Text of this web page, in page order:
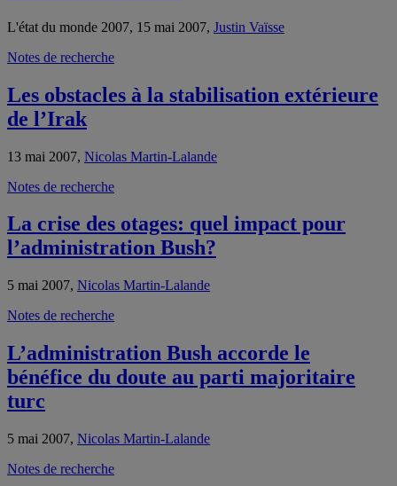
L'état du monde 2007, 15 mai 2007, Justin Vaïsse
Notes de recherche
Les obstacles à la stabilisation extérieure
de l’Irak
13 mai 2007, Nicolas Martin-Lalande
Notes de recherche
La crise des otages: quel impact pour
l’administration Bush?
5 mai 2007, Nicolas Martin-Lalande
Notes de recherche
L’administration Bush accorde le
bénéfice du doute au parti majoritaire
turc
5 mai 2007, Nicolas Martin-Lalande
Notes de recherche